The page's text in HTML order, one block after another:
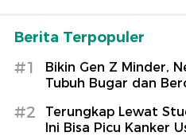
Berita Terpopuler
#1
Bikin Gen Z Minder,
Tubuh Bugar dan
#2
Terungkap Lewat
Ini Bisa Picu Kanker